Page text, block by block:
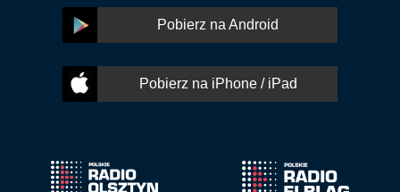
Pobierz na Android
Pobierz na iPhone / iPad